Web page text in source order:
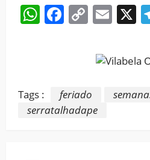
WhatsApp
Facebook
Copy X
Tags : feriado
serratalhadape